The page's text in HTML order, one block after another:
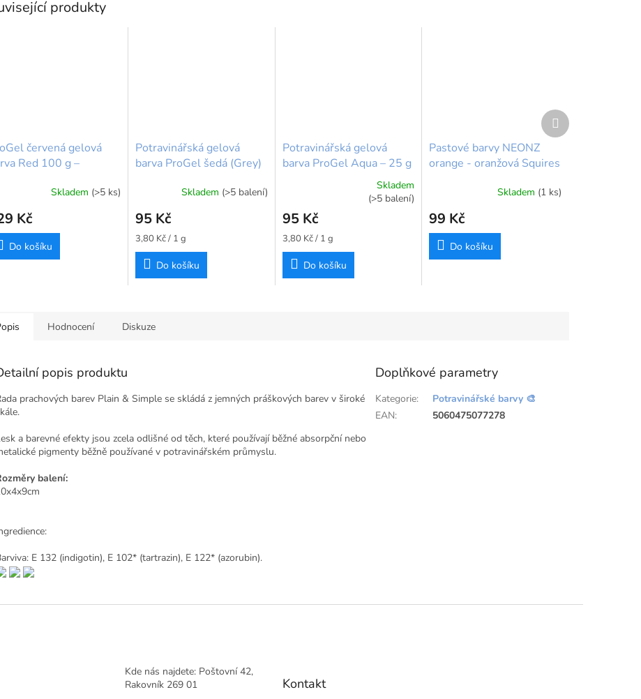
produkty
červená gelová
Red 100 g –
Skladem (>5 ks)
Kč
Do košíku
Potravinářská gelová
barva ProGel šedá (Grey)
Skladem (>5 balení)
95 Kč
Měrná
cena:
3,80 Kč / 1 g
Do košíku
Potravinářská gelová
barva ProGel Aqua – 25 g
produktu
je
5,0
Skladem
(>5 balení)
95 Kč
Měrná
cena:
3,80 Kč / 1 g
Do košíku
Pastové barvy NEONZ
orange - oranžová Squires
produktu
je
5,0
z
Skladem (1 ks)
99 Kč
Do košíku
Další
produkt
Hodnocení Diskuze
popis produktu
prachových barev Plain & Simple se skládá z jemných práškových barev v široké
a barevné efekty jsou zcela odlišné od těch, které používají běžné absorpční nebo
pigmenty běžně používané v potravinářském průmyslu.
balení:
E 132 (indigotin), E 102* (tartrazin), E 122* (azorubin).
Doplňkové parametry
Kategorie:
Potravinářské barvy 🎨
EAN: 5060475077278
Kde nás najdete: Poštovní 42,
Rakovník 269 01
Kontakt